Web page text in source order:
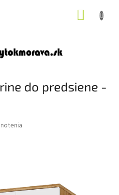
do predsiene -